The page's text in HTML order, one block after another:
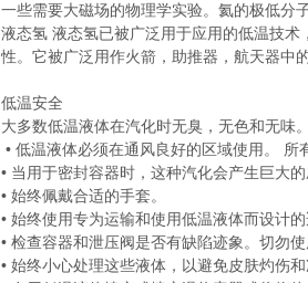
一些需要大磁场的物理学实验。氦的极低分
液态氢 液态氢已被广泛用于应用的低温技
性。它被广泛用作火箭，助推器，航天器中的
低温安全
大多数低温液体在汽化时无臭，无色和无味
• 低温液体必须在通风良好的区域使用。
• 当用于密封容器时，这种汽化会产生巨大的
• 始终佩戴合适的手套。
• 始终使用专为运输和使用低温液体而设计的
• 检查容器和泄压阀是否有缺陷迹象。切勿使
• 始终小心处理这些液体，以避免皮肤灼伤